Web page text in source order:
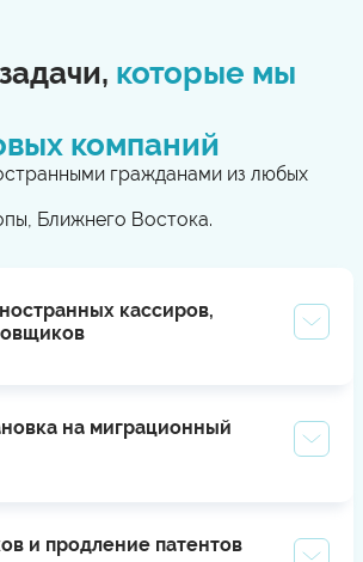
которые мы
компаний
гражданами из любых
Ближнего Востока.
кассиров,
на миграционный
и продление патентов